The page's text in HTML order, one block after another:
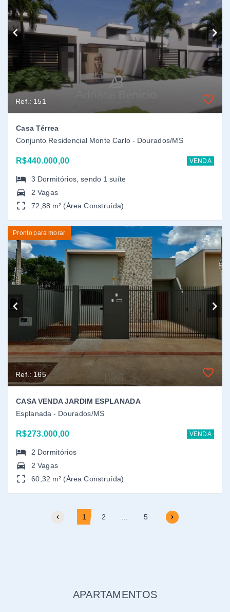
R$440.000,00 VENDA
3 Dormitórios, sendo1 suíte
72,88 m² (Área Construída)
Pronto para morar
Ref.: 165
CASA VENDA JARDIM ESPLANADA
Esplanada - Dourados/MS
R$273.000,00 VENDA
Dormitórios
2 Vagas
60,32 m² (Área Construída)
1
Lançamento